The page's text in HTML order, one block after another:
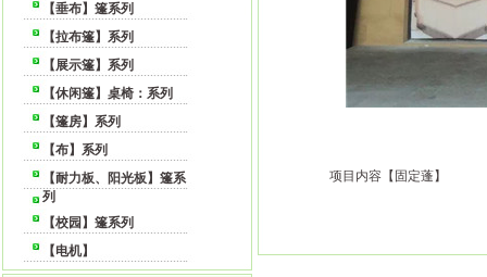
【垂布】篷系列
【拉布篷】系列
【展示篷】系列
【休闲篷】桌椅：系列
【篷房】系列
【布】系列
【耐力板、阳光板】篷系
列
【校园】篷系列
【电机】
项目内容【固定蓬】